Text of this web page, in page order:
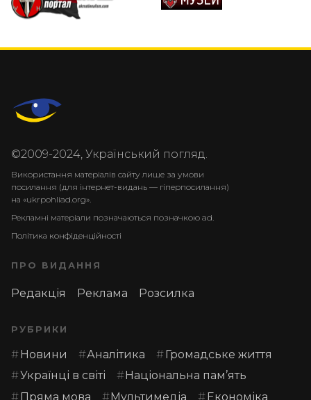
©2009-2024, Український погляд.
Використання матеріалів сайту лише за умови
посилання (для інтернет-видань — гіперпосилання)
на «ukrpohliad.org».
Рекламні матеріали позначаються позначкою ad.
Політика конфіденційності
ПРО ВИДАННЯ
Редакція Реклама Розсилка
РУБРИКИ
Новини Аналітика
Громадське життя
Українці в світі
Національна пам’ять
Пряма мова
Мультимедіа Економіка